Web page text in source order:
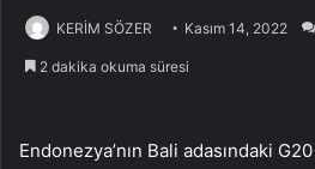
KERİM SÖZER Kasım 14, 2022
2 dakika okuma süresi
Endonezya’nın Bali adasındaki